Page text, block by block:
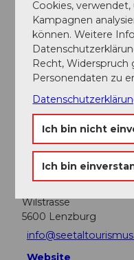
In der Nähe
Sehenswertes
Kontaktdaten
Wilstrasse
5600 Lenzburg
Website
Cookies,
Kampagnen
können. Weitere
Recht,
Personendaten zu
Ich bin nicht
Ich bin